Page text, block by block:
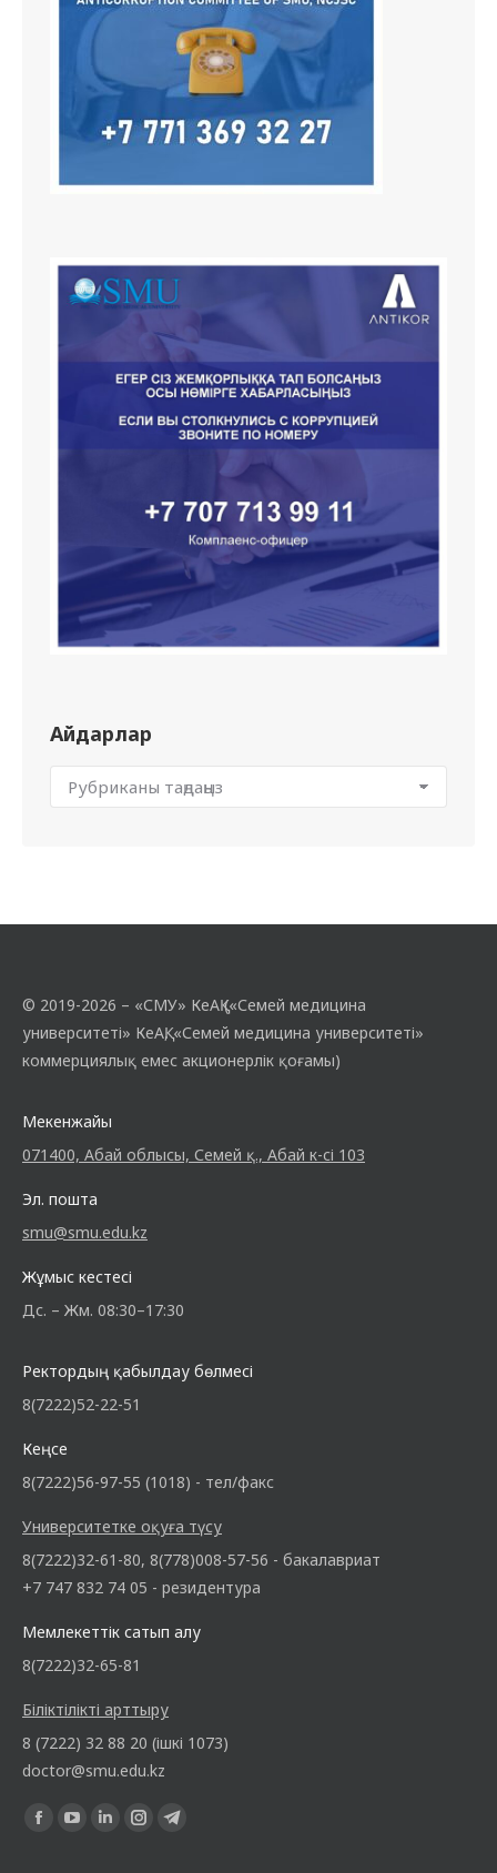
Айдарлар
© 2019-2026 – «СМУ» КеАҚ («Семей медицина
университеті» КеАҚ, «Семей медицина университеті»
коммерциялық емес акционерлік қоғамы)
Мекенжайы
071400, Абай облысы, Семей қ., Абай к-сі 103
Эл. пошта
smu@smu.edu.kz
Жұмыс кестесі
Дс. – Жм. 08:30–17:30
Ректордың қабылдау бөлмесі
8(7222)52-22-51
Кеңсе
8(7222)56-97-55 (1018) - тел/факс
Университетке оқуға түсу
8(7222)32-61-80, 8(778)008-57-56 - бакалавриат
+7 747 832 74 05 - резидентура
Мемлекеттік сатып алу
8(7222)32-65-81
Біліктілікті арттыру
8 (7222) 32 88 20 (ішкі 1073)
doctor@smu.edu.kz
Find us on: